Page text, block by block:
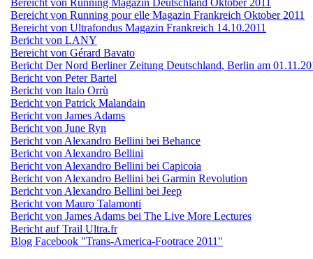
Bereicht von Running Magazin Deutschland Oktober 2011
Bereicht von Running pour elle Magazin Frankreich Oktober 2011
Bereicht von Ultrafondus Magazin Frankreich 14.10.2011
Bericht von LANY
Bereicht von Gérard Bavato
Bericht Der Nord Berliner Zeitung Deutschland, Berlin am
Bericht von Peter Bartel
Bericht von Italo Orrù
Bericht von Patrick Malandain
Bericht von James Adams
Bericht von June Ryn
Bericht von Alexandro Bellini bei Behance
Bericht von Alexandro Bellini
Bericht von Alexandro Bellini bei Capicoia
Bericht von Alexandro Bellini bei Garmin Revolution
Bericht von Alexandro Bellini bei Jeep
Bericht von Mauro Talamonti
Bericht von James Adams bei The Live More Lectures
Bericht auf Trail Ultra.fr
Blog Facebook "Trans-America-Footrace 2011"